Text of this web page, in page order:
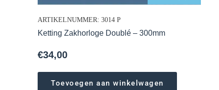
ARTIKELNUMMER: 3014 P
Ketting Zakhorloge Doublé – 300mm
€34,00
Toevoegen aan winkelwagen